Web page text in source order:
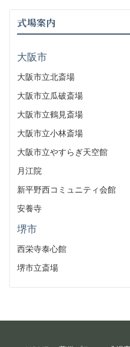
式場案内
大阪市
大阪市立北斎場
大阪市立瓜破斎場
大阪市立鶴見斎場
大阪市立小林斎場
大阪市立やすらぎ天空館
月江院
新平野西コミュニティ会館
安養寺
堺市
西栄寺泰心館
堺市立斎場